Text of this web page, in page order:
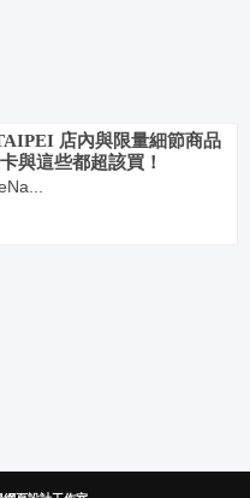
店內與限量細節商品
與這些都超該買！